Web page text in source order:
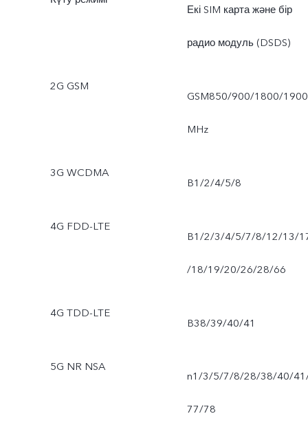
Екі SIM карта және бір
радио модуль (DSDS)
2G GSM
GSM850/900/1800/1900
MHz
3G WCDMA
B1/2/4/5/8
4G FDD-LTE
B1/2/3/4/5/7/8/12/13/
/18/19/20/26/28/66
4G TDD-LTE
B38/39/40/41
5G NR NSA
n1/3/5/7/8/28/38/40/
77/78